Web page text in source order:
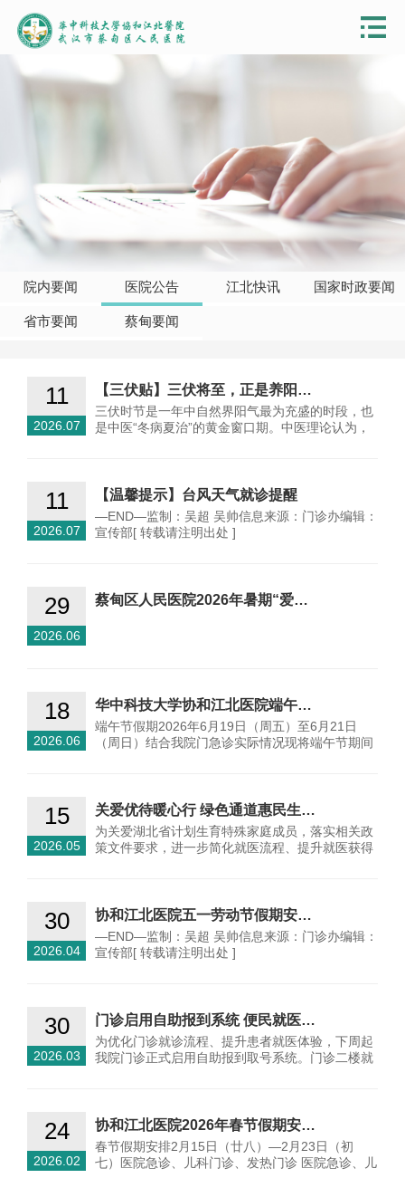
院内要闻 医院公告 江北快讯 国家时政要闻
省市要闻 蔡甸要闻
11
2026.07
【三伏贴】三伏将至，正是养阳…
三伏时节是一年中自然界阳气最为充盛的时段，也
是中医“冬病夏治”的黄金窗口期。中医理论认为，
11
2026.07
【温馨提示】台风天气就诊提醒
—END—监制：吴超 吴帅信息来源：门诊办编辑：
宣传部[ 转载请注明出处 ]
29
2026.06
蔡甸区人民医院2026年暑期“爱…
18
2026.06
华中科技大学协和江北医院端午…
端午节假期2026年6月19日（周五）至6月21日
（周日）结合我院门急诊实际情况现将端午节期间
15
2026.05
关爱优待暖心行 绿色通道惠民生…
为关爱湖北省计划生育特殊家庭成员，落实相关政
策文件要求，进一步简化就医流程、提升就医获得
30
2026.04
协和江北医院五一劳动节假期安…
—END—监制：吴超 吴帅信息来源：门诊办编辑：
宣传部[ 转载请注明出处 ]
30
2026.03
门诊启用自助报到系统 便民就医…
为优化门诊就诊流程、提升患者就医体验，下周起
我院门诊正式启用自助报到取号系统。门诊二楼就
24
2026.02
协和江北医院2026年春节假期安…
春节假期安排2月15日（廿八）—2月23日（初
七）医院急诊、儿科门诊、发热门诊 医院急诊、儿